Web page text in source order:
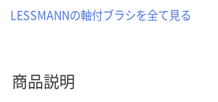
LESSMANNの軸付ブラシを全て見る
商品説明